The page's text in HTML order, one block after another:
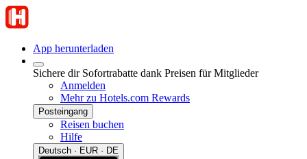
App herunterladen
Sichere dir Sofortrabatte dank Preisen für Mitglieder
Anmelden
Mehr zu Hotels.com Rewards
Posteingang
Reisen buchen
Hilfe
Deutsch · EUR · DE